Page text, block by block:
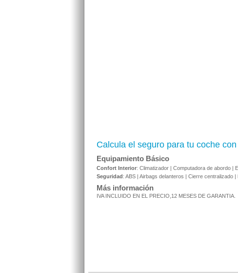
Calcula el seguro para tu coche
Equipamiento Básico
Confort Interior: Climatizador | Computadora de abordo |
Seguridad: ABS | Airbags delanteros | Cierre centralizado
Más información
IVA INCLUIDO EN EL PRECIO,12 MESES DE GARANTIA.